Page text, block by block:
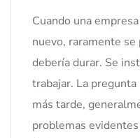
Cuando una
nuevo, raramente
debería durar. Se
trabajar. La
más tarde,
problemas